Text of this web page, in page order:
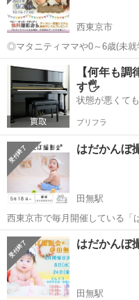
西東京市
◎マタニティママや0～6歳(未就
家族をベビー・キッズ・ファミ
写真はカメラマンがチョイス
す。​ ✓ お着換えや...
東京 西東京市 育児
【何年も調
す🖐️
状態が悪くて
プリフラ
はだかんぼ
田無駅
西東京市で毎月開催している「
す！ 「かわいい写真」と「楽しい時間」を西東京市のお母さんとお子
さんにお届けしますっ 西東京市だけでなく、練馬区、武蔵野市、所沢
市などからも来ていただい...
東京 西東京市
はだかんぼ
田無駅